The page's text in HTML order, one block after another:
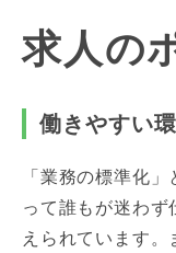
求人の
働きやすい
「業務の標準化
って誰もが迷わ
えられています